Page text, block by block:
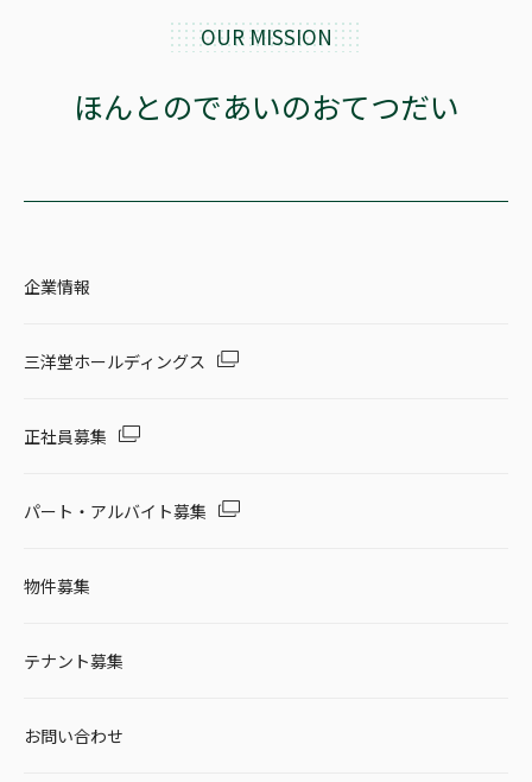
OUR MISSION
ほんとのであいのおてつだい
企業情報
三洋堂ホールディングス
正社員募集
パート・アルバイト募集
物件募集
テナント募集
お問い合わせ